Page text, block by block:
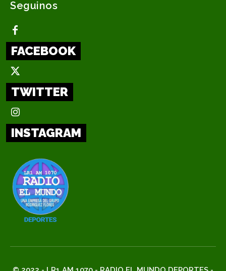
Seguinos
FACEBOOK
TWITTER
INSTAGRAM